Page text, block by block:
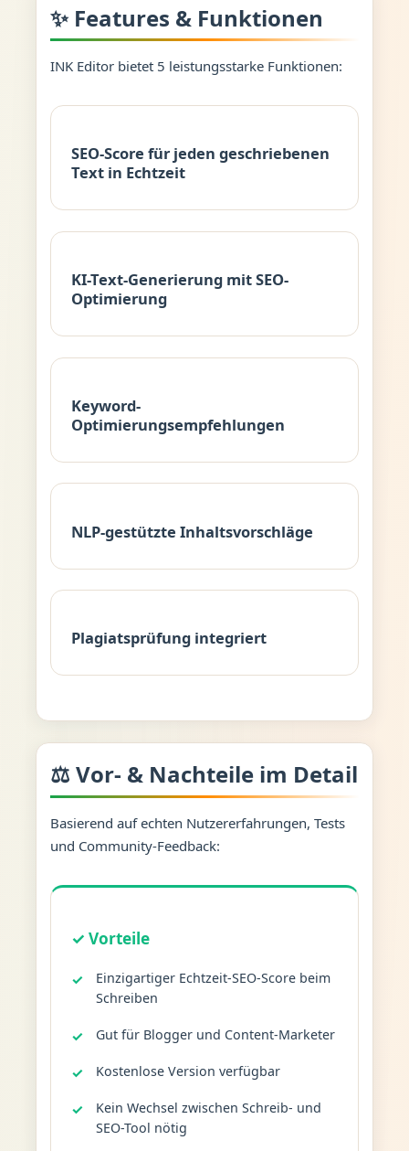
✨ Features & Funktionen
INK Editor bietet 5 leistungsstarke Funktionen:
SEO-Score für jeden geschriebenen
Text in Echtzeit
KI-Text-Generierung mit SEO-
Optimierung
Keyword-
Optimierungsempfehlungen
NLP-gestützte Inhaltsvorschläge
Plagiatsprüfung integriert
⚖️ Vor- & Nachteile im Detail
Basierend auf echten Nutzererfahrungen, Tests
und Community-Feedback:
✓ Vorteile
Einzigartiger Echtzeit-SEO-Score beim
Schreiben
Gut für Blogger und Content-Marketer
Kostenlose Version verfügbar
Kein Wechsel zwischen Schreib- und
SEO-Tool nötig